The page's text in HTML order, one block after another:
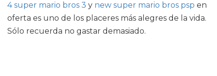
4 super mario bros 3 y new super mario bros psp en
oferta es uno de los placeres más alegres de la vida.
Sólo recuerda no gastar demasiado.